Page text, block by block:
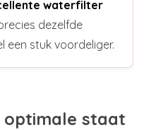
waterfilter
dezelfde
een stuk voordeliger.
optimale staat